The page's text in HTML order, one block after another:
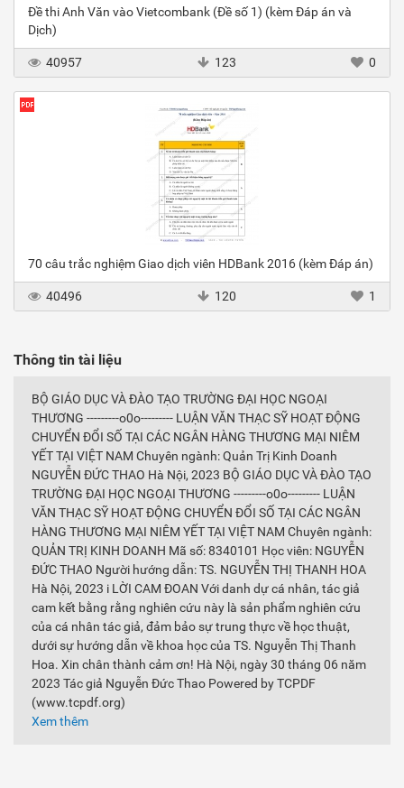
Đề thi Anh Văn vào Vietcombank (Đề số 1) (kèm Đáp án và
Dịch)
40957 123 0
70 câu trắc nghiệm Giao dịch viên HDBank 2016 (kèm Đáp án)
40496 120 1
Thông tin tài liệu
BỘ GIÁO DỤC VÀ ĐÀO TẠO TRƯỜNG ĐẠI HỌC NGOẠI
THƯƠNG ---------o0o--------- LUẬN VĂN THẠC SỸ HOẠT ĐỘNG
CHUYỂN ĐỔI SỐ TẠI CÁC NGÂN HÀNG THƯƠNG MẠI NIÊM
YẾT TẠI VIỆT NAM Chuyên ngành: Quản Trị Kinh Doanh
NGUYỄN ĐỨC THAO Hà Nội, 2023 BỘ GIÁO DỤC VÀ ĐÀO TẠO
TRƯỜNG ĐẠI HỌC NGOẠI THƯƠNG ---------o0o--------- LUẬN
VĂN THẠC SỸ HOẠT ĐỘNG CHUYỂN ĐỔI SỐ TẠI CÁC NGÂN
HÀNG THƯƠNG MẠI NIÊM YẾT TẠI VIỆT NAM Chuyên ngành:
QUẢN TRỊ KINH DOANH Mã số: 8340101 Học viên: NGUYỄN
ĐỨC THAO Người hướng dẫn: TS. NGUYỄN THỊ THANH HOA
Hà Nội, 2023 i LỜI CAM ĐOAN Với danh dự cá nhân, tác giả
cam kết bằng rằng nghiên cứu này là sản phẩm nghiên cứu
của cá nhân tác giả, đảm bảo sự trung thực về học thuật,
dưới sự hướng dẫn về khoa học của TS. Nguyễn Thị Thanh
Hoa. Xin chân thành cảm ơn! Hà Nội, ngày 30 tháng 06 năm
2023 Tác giả Nguyễn Đức Thao Powered by TCPDF
(www.tcpdf.org)
Xem thêm